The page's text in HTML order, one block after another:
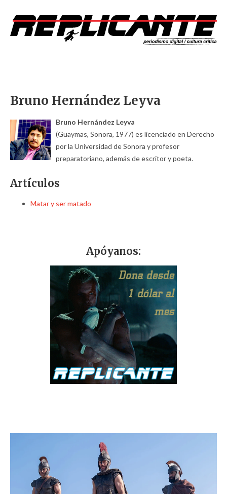
Bruno Hernández Leyva
Bruno Hernández Leyva
(Guaymas, Sonora, 1977) es licenciado en Derecho
por la Universidad de Sonora y profesor
preparatoriano, además de escritor y poeta.
Artículos
Matar y ser matado
Apóyanos: